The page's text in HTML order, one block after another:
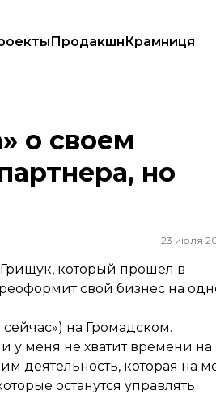
ПродакшнКрамниця
я остаюсь там»
о своем
но
23 июля
который прошел в
свой бизнес на
на Громадском.
у меня не хватит времени на
деятельность, которая на
останутся управлять